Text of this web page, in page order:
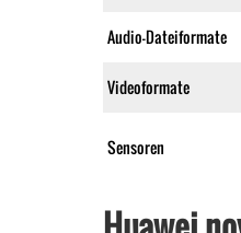
Audio-Dateiformate
Videoformate
Sensoren